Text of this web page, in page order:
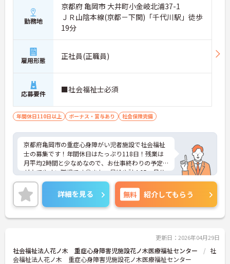
勤務地
京都府 亀岡市 大井町小金岐北浦37-1
ＪＲ山陰本線(京都－下関)「千代川駅」徒歩
19分
雇用形態 正社員(正職員)
応募要件 ■社会福祉士必須
年間休日110日以上 ボーナス・賞与あり 社会保険完備
京都府亀岡市の重症心身障がい児者施設で社会福祉
士の募集です！年間休日はたっぷり118日！残業は
月平均2時間と少なめなので、お仕事終わりの予定
が立てやすい職場です◎また、昇給や計4.65ヵ月分
の賞与実績ありで待遇面もばっちり！あなたの頑張
りがしっかり評価されます♪ご興味のある方は面接
ポイントをお伝えしますので、お気軽にご連絡くだ
さい！
詳細を見る 無料 紹介してもらう
更新日：2026年04月29日
社会福祉法人花ノ木 重症心身障害児施設花ノ木医療福祉センター
社
会福祉法人花ノ木 重症心身障害児施設花ノ木医療福祉センター